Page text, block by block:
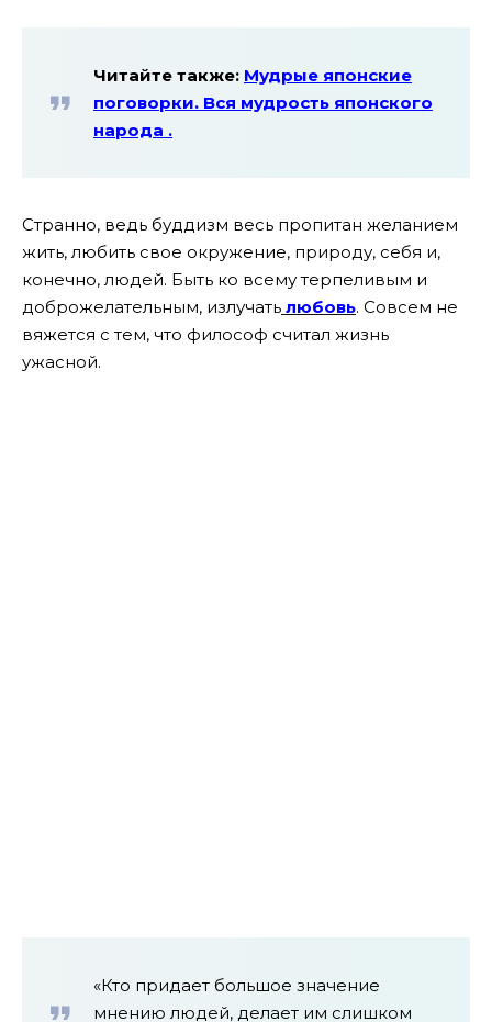
Читайте также: Мудрые японские
поговорки. Вся мудрость японского
народа .
Странно, ведь буддизм весь пропитан желанием
жить, любить свое окружение, природу, себя и,
конечно, людей. Быть ко всему терпеливым и
доброжелательным, излучать любовь. Совсем не
вяжется с тем, что философ считал жизнь
ужасной.
«Кто придает большое значение
мнению людей, делает им слишком